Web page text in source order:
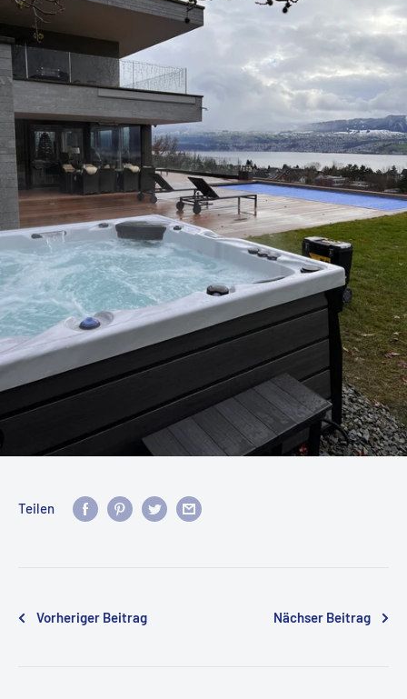
Teilen
Vorheriger Beitrag Nächser Beitrag